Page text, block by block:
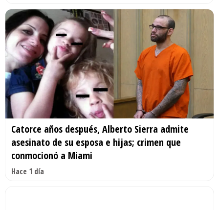
Catorce años después, Alberto Sierra admite
asesinato de su esposa e hijas; crimen que
conmocionó a Miami
Hace 1 día